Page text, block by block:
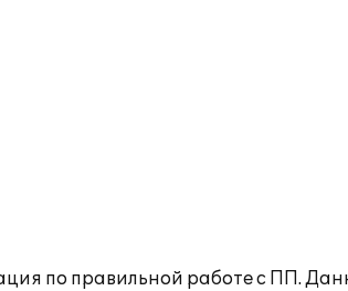
по правильной работе с ПП.